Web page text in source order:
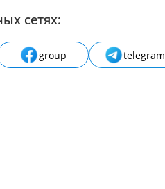
сетях:
group telegram